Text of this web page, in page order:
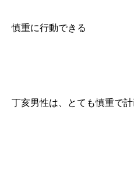
慎重に行動できる
丁亥男性は、とても慎重で計